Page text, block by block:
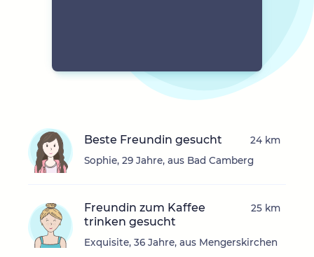
Beste Freundin gesucht
Sophie, 29 Jahre, aus Bad Camberg
24 km
Freundin zum Kaffee
trinken gesucht
Exquisite, 36 Jahre, aus Mengerskirchen
25 km